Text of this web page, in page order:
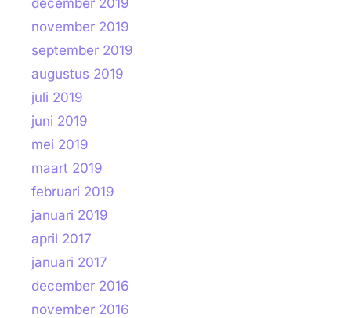
november 2019
september 2019
augustus 2019
juli 2019
juni 2019
mei 2019
maart 2019
februari 2019
januari 2019
april 2017
januari 2017
december 2016
november 2016